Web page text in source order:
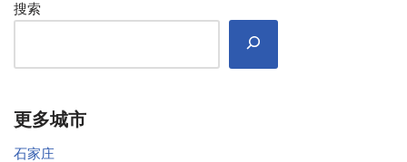
搜索
更多城市
石家庄